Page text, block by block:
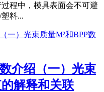
程中，模具表面会不可避
料...
介绍（一）光束
解释和关联